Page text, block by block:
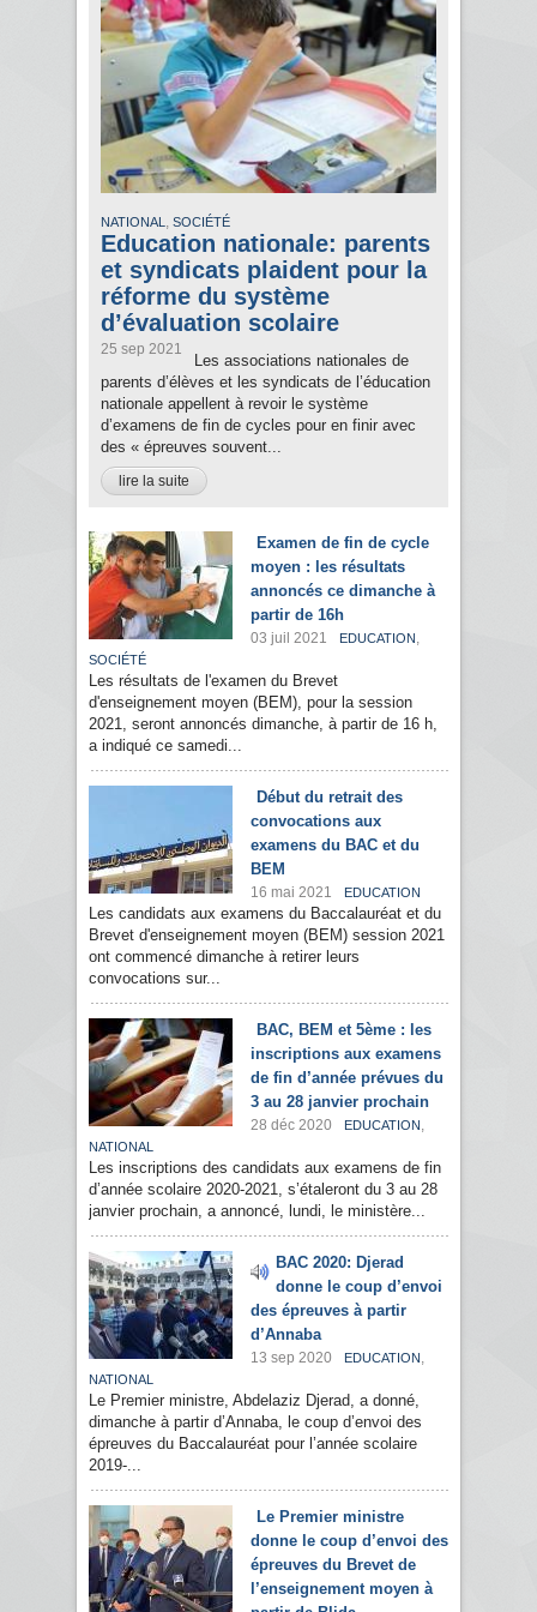
NATIONAL , SOCIÉTÉ
Education nationale: parents
et syndicats plaident pour la
réforme du système
d’évaluation scolaire
25 sep 2021
Les associations nationales de
parents d’élèves et les syndicats de l’éducation
nationale appellent à revoir le système
d’examens de fin de cycles pour en finir avec
des « épreuves souvent...
lire la suite
Examen de fin de cycle
moyen : les résultats
annoncés ce dimanche à
partir de 16h
03 juil 2021 EDUCATION ,
SOCIÉTÉ
Les résultats de l'examen du Brevet
d'enseignement moyen (BEM), pour la session
2021, seront annoncés dimanche, à partir de 16 h,
a indiqué ce samedi...
Début du retrait des
convocations aux
examens du BAC et du
BEM
16 mai 2021 EDUCATION
Les candidats aux examens du Baccalauréat et du
Brevet d'enseignement moyen (BEM) session 2021
ont commencé dimanche à retirer leurs
convocations sur...
BAC, BEM et 5ème : les
inscriptions aux examens
de fin d’année prévues du
3 au 28 janvier prochain
28 déc 2020 EDUCATION ,
NATIONAL
Les inscriptions des candidats aux examens de fin
d’année scolaire 2020-2021, s’étaleront du 3 au 28
janvier prochain, a annoncé, lundi, le ministère...
BAC 2020: Djerad
donne le coup d’envoi
des épreuves à partir
d’Annaba
13 sep 2020 EDUCATION ,
NATIONAL
Le Premier ministre, Abdelaziz Djerad, a donné,
dimanche à partir d’Annaba, le coup d’envoi des
épreuves du Baccalauréat pour l’année scolaire
2019-...
Le Premier ministre
donne le coup d’envoi des
épreuves du Brevet de
l’enseignement moyen à